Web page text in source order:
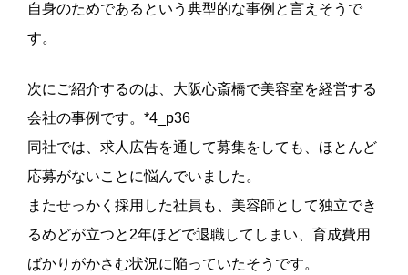
自身のためであるという典型的な事例と言えそうで
す。
次にご紹介するのは、大阪心斎橋で美容室を経営する
会社の事例です。*4_p36
同社では、求人広告を通して募集をしても、ほとんど
応募がないことに悩んでいました。
またせっかく採用した社員も、美容師として独立でき
るめどが立つと2年ほどで退職してしまい、育成費用
ばかりがかさむ状況に陥っていたそうです。